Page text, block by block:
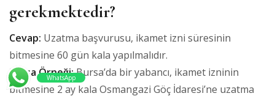
gerekmektedir?
Cevap: Uzatma başvurusu, ikamet izni süresinin
bitmesine 60 gün kala yapılmalıdır.
Bursa Örneği:Bursa’da bir yabancı, ikamet izninin
bitmesine 2 ay kala Osmangazi Göç İdaresi’ne uzatma
WhatsApp